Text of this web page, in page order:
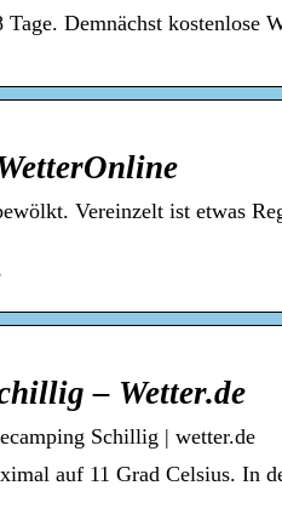
Demnächst kostenlose
Vereinzelt ist etwas
– Wetter.de
Schillig | wetter.de
auf 11 Grad Celsius. In